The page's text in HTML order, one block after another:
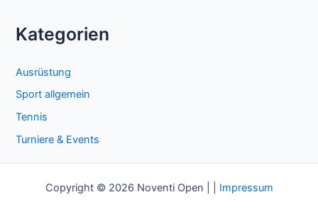
Kategorien
Ausrüstung
Sport allgemein
Tennis
Turniere & Events
Copyright © 2026 Noventi Open | | Impressum